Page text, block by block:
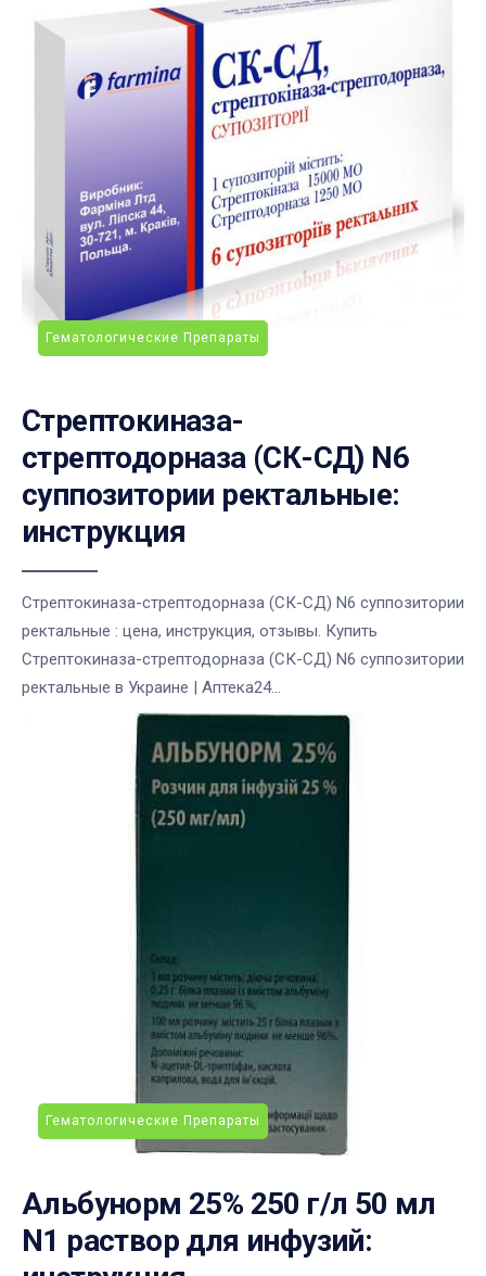
Гематологические Препараты
Стрептокиназа-
стрептодорназа (СК-СД) N6
суппозитории ректальные:
инструкция
Стрептокиназа-стрептодорназа (СК-СД) N6 суппозитории
ректальные : цена, инструкция, отзывы. Купить
Стрептокиназа-стрептодорназа (СК-СД) N6 суппозитории
ректальные в Украине | Аптека24...
Гематологические Препараты
Альбунорм 25% 250 г/л 50 мл
N1 раствор для инфузий: